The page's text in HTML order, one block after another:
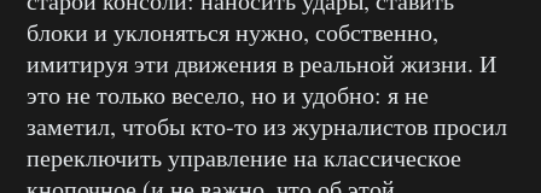
блоки и уклоняться нужно, собственно,
имитируя эти движения в реальной жизни. И
это не только весело, но и удобно: я не
заметил, чтобы кто-то из журналистов просил
переключить управление на классическое